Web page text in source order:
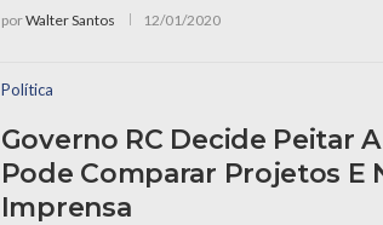
porWalter Santos 12/01/2020
Política
Governo RC Decide Peitar
Pode Comparar Projetos E
Imprensa